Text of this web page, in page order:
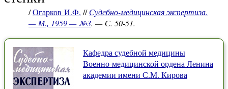
/Огарков И.Ф. //Судебно-медицинская экспертиза.
— М., 1959 — №3. — С. 50-51.
Кафедра судебной медицины
Военно-медицинской ордена Ленина
академии имени С.М. Кирова